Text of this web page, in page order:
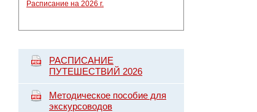
Расписание на 2026 г.
РАСПИСАНИЕ
ПУТЕШЕСТВИЙ 2026
Методическое пособие для
экскурсоводов